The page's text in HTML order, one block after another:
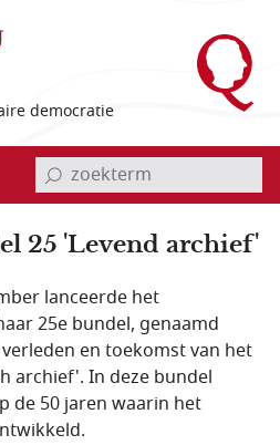
democratie
invoerveld zoekterm
25 'Levend archief'
lanceerde het
25e bundel, genaamd
en toekomst van het
archief'. In deze bundel
de 50 jaren waarin het